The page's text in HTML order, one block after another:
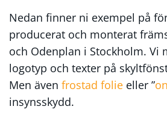
Nedan finner ni exempel på
producerat och monterat
och Odenplan i Stockholm. Vi
logotyp och texter på
Men även frostad folie eller ”
insynsskydd.